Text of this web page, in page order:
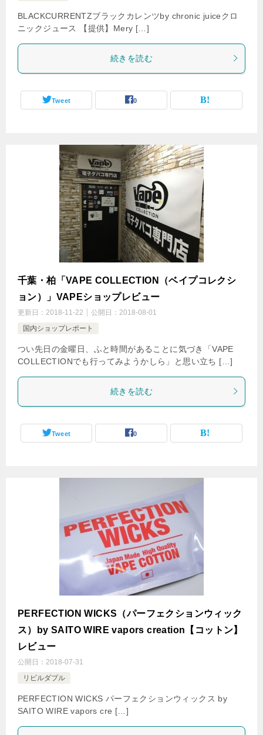
BLACKCURRENTZブラックカレンツby chronic juiceクロ
ニックジュース 【提供】Mery […]
続きを読む
Tweet 0
千葉・柏「VAPE COLLECTION（ベイプコレクシ
ョン）」VAPEショップレビュー
更新日： 2018-11-22 公開日： 2018-08-01
国内ショップレポート
つい先日の金曜日、ふと時間があることに気づき「VAPE
COLLECTIONでも行ってみようかしら」と思い立ち […]
続きを読む
Tweet 0
PERFECTION WICKS（パーフェクションウィック
ス）by SAITO WIRE vapors creation【コットン】
レビュー
公開日： 2018-07-31
リビルダブル
PERFECTION WICKS パーフェクションウィックス by
SAITO WIRE vapors cre […]